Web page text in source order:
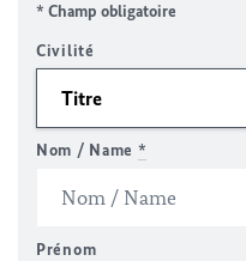
* Champ obligatoire
Civilité
Nom / Name *
Prénom